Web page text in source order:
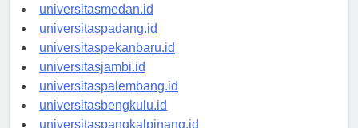
universitasaceh.id
universitasmedan.id
universitaspadang.id
universitaspekanbaru.id
universitasjambi.id
universitaspalembang.id
universitasbengkulu.id